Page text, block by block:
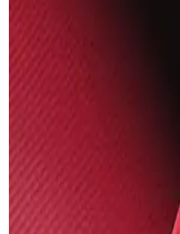
Fibaks'in Galaxy Tab
koruyucu, yüksek
Uygulama sırasında
bildirimleri ise dikkat
iPhone 14 Pro
Kılıf Karşılaştırması
İşte iPhone 14 Pro
kılıflarının detaylı
yorumlarıyla en iyi